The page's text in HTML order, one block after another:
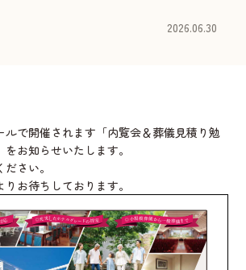
2026.06.30
ルで開催されます「内覧会＆葬儀見積り勉
お知らせいたします。
さい。
お待ちしております。